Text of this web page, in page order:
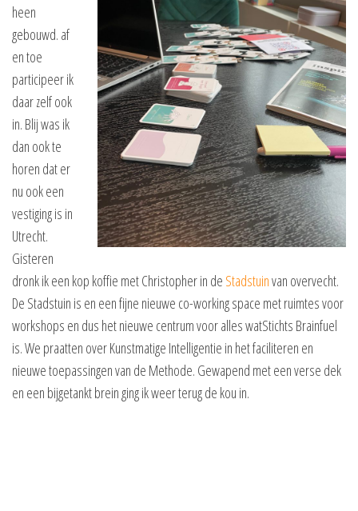
heen
gebouwd. af
en toe
participeer ik
daar zelf ook
in. Blij was ik
dan ook te
horen dat er
nu ook een
vestiging is in
Utrecht.
Gisteren
dronk ik een kop koffie met Christopher in de Stadstuinvan overvecht.
De Stadstuin is en een fijne nieuwe co-working space met ruimtes voor
workshops en dus het nieuwe centrum voor alles watStichts Brainfuel
is. We praatten over Kunstmatige Intelligentie in het faciliteren en
nieuwe toepassingen van de Methode. Gewapend met een verse dek
en een bijgetankt brein ging ik weer terug de kou in.